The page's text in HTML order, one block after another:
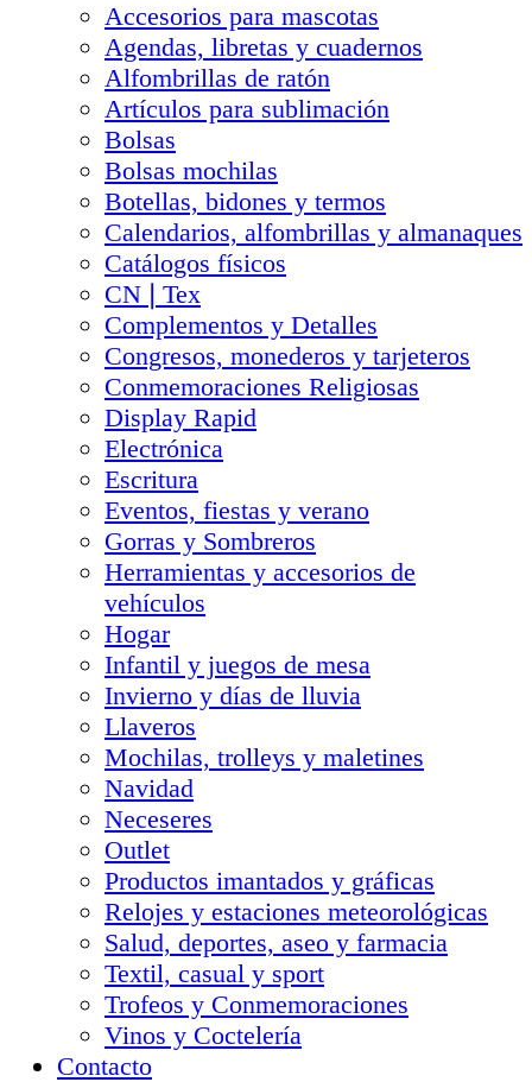
Accesorios para mascotas
Agendas, libretas y cuadernos
Alfombrillas de ratón
Artículos para sublimación
Bolsas
Bolsas mochilas
Botellas, bidones y termos
Calendarios, alfombrillas y almanaques
Catálogos físicos
CN❘Tex
Complementos y Detalles
Congresos, monederos y tarjeteros
Conmemoraciones Religiosas
Display Rapid
Electrónica
Escritura
Eventos, fiestas y verano
Gorras y Sombreros
Herramientas y accesorios de
vehículos
Hogar
Infantil y juegos de mesa
Invierno y días de lluvia
Llaveros
Mochilas, trolleys y maletines
Navidad
Neceseres
Outlet
Productos imantados y gráficas
Relojes y estaciones meteorológicas
Salud, deportes, aseo y farmacia
Textil, casual y sport
Trofeos y Conmemoraciones
Vinos y Coctelería
Contacto